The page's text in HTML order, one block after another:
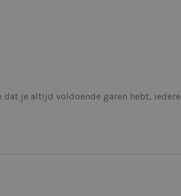
je altijd voldoende garen hebt,